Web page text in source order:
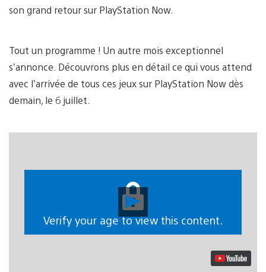
son grand retour sur PlayStation Now.
Tout un programme ! Un autre mois exceptionnel
s’annonce. Découvrons plus en détail ce qui vous attend
avec l’arrivée de tous ces jeux sur PlayStation Now dès
demain, le 6 juillet.
Lancer
la
vidéo
Verify your age to view this content.